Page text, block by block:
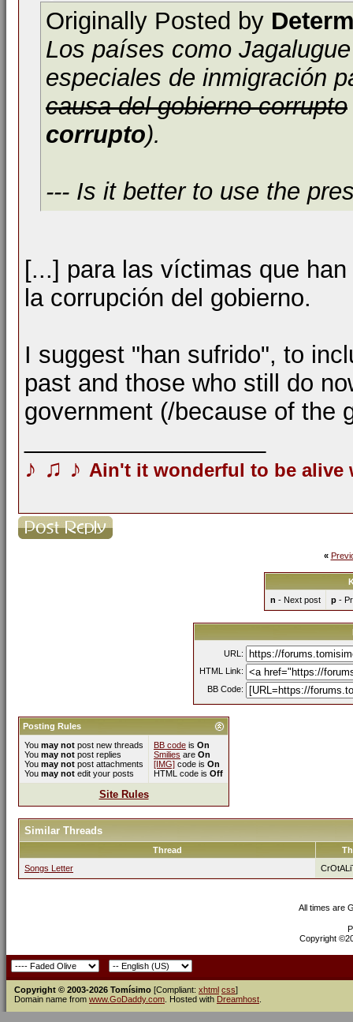
Originally Posted by
Los países como
especiales de inmigración
causa del gobierno corrupto
corrupto).
--- Is it better to use the
[...] para las víctimas que
la corrupción del gobierno.
I suggest "han sufrido", to
past and those who still do
government (/because of the
♪ ♫ ♪ Ain't it wonderful to be
«
n - Next post p-
URL:
HTML Link:
BB Code:
Posting Rules
You may not post new threads
You may not post replies
You may not post attachments
You may not edit your posts
BB code is On
Smilies are On
[IMG] code is On
HTML code is Off
Site Rules
Similar Threads
Thread
Songs Letter
All times are
Copyright
Copyright © 2003-2026 Tomísimo [Compliant: xhtml css]
Domain name from www.GoDaddy.com . Hosted with Dreamhost